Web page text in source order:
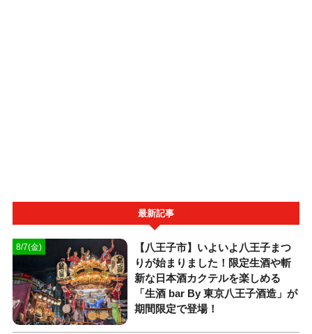
最新記事
8/7(金)
【八王子市】いよいよ八王子まつ
りが始まりました！限定生酒や斬
新な日本酒カクテルを楽しめる
「生酒 bar By 東京八王子酒造」が
期間限定で登場！